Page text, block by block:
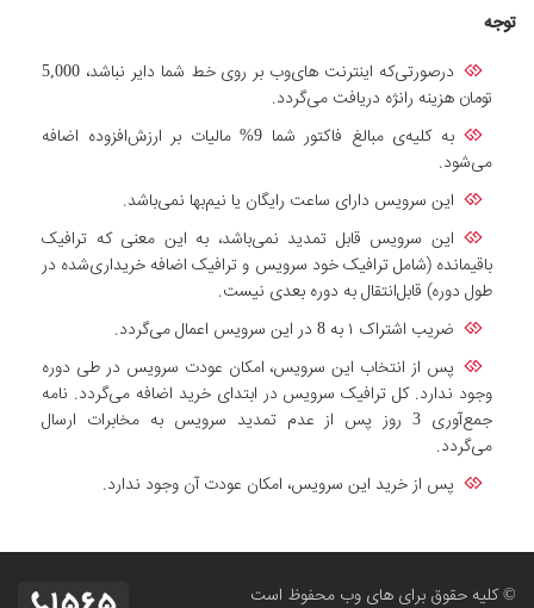
توجه
درصورتی‌که اینترنت های‌وب بر روی خط شما دایر نباشد، 5,000
تومان هزینه رانژه دریافت می‌گردد.
به کلیه‌ی مبالغ فاکتور شما 9% مالیات بر ارزش‌افزوده اضافه
می‌شود.
این سرویس دارای ساعت رایگان یا نیم‌بها نمی‌باشد.
این سرویس قابل تمدید نمی‌باشد، به این معنی که ترافیک
باقیمانده (شامل ترافیک خود سرویس و ترافیک اضافه خریداری‌شده در
طول دوره) قابل‌انتقال به دوره بعدی نیست.
ضریب اشتراک ۱ به 8 در این سرویس اعمال می‌گردد.
پس از انتخاب این سرویس، امکان عودت سرویس در طی دوره
وجود ندارد. کل ترافیک سرویس در ابتدای خرید اضافه می‌گردد. نامه
جمع‌آوری 3 روز پس از عدم تمدید سرویس به مخابرات ارسال
می‌گردد.
پس از خرید این سرویس، امکان عودت آن وجود ندارد.
© کلیه حقوق برای های وب محفوظ است